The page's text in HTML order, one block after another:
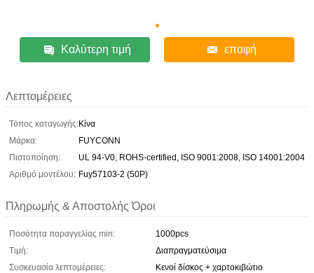
Καλύτερη τιμή επαφή
Λεπτομέρειες
Τόπος καταγωγής:Κίνα
Μάρκα:
FUYCONN
Πιστοποίηση:
UL 94-V0, ROHS-certified, ISO 9001:2008, ISO 14001:2004
Αριθμό μοντέλου: Fuy57103-2 (50P)
Πληρωμής & Αποστολής Όροι
Ποσότητα παραγγελίας min:
1000pcs
Τιμή:
Διαπραγματεύσιμα
Συσκευασία λεπτομέρειες:
Κενοί δίσκος + χαρτοκιβώτιο